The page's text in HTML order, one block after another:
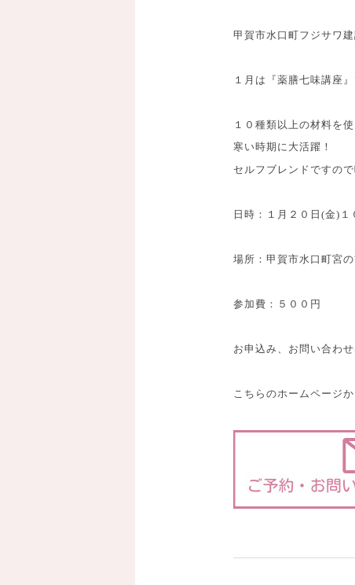
甲賀市水口町フジサワ
１月は『薬膳七味講座』
１０種類以上の材料を
寒い時期に大活躍！
セルフブレンドですの
日時：１月２０日(金)１
場所：甲賀市水口町宮
参加費：５００円
お申込み、お問い合わ
こちらのホームページ